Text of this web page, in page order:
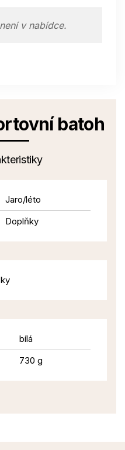
v nabídce.
batoh
Jaro/léto
Doplňky
bílá
730 g